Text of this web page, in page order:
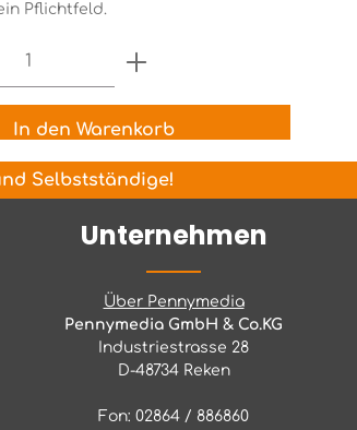
Pflichtfeld.
Anzahl: Gib den
In den Warenkorb
Selbstständige!
Unternehmen
Über Pennymedia
Pennymedia GmbH & Co.KG
Industriestrasse 28
D-48734 Reken
Fon: 02864 / 886860